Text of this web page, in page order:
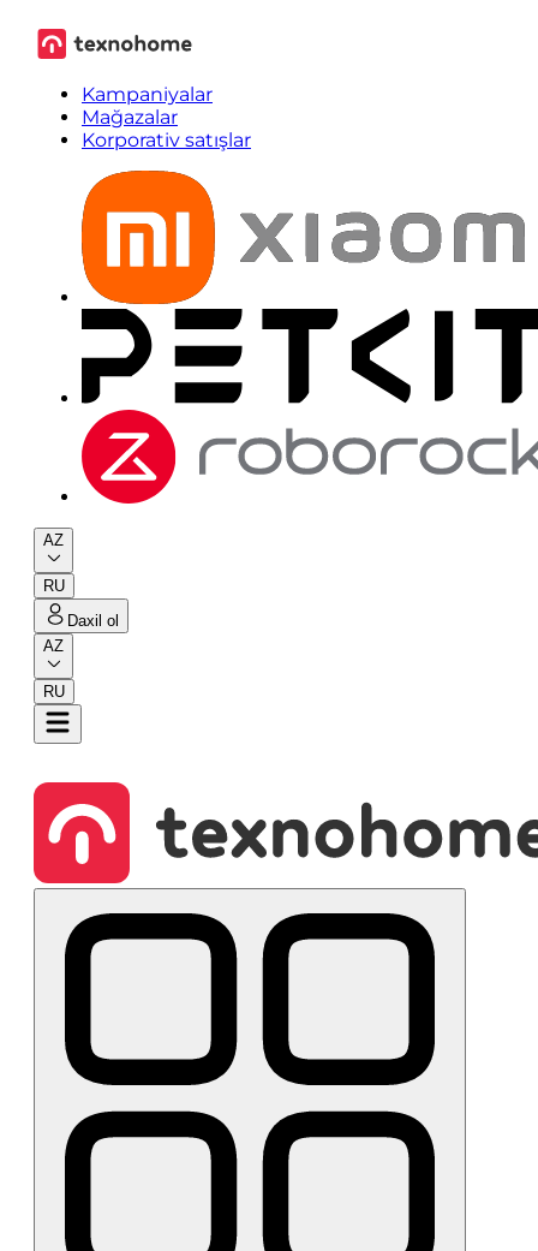
Kampaniyalar
Mağazalar
Korporativ satışlar
AZ
RU
Daxil ol
AZ
RU